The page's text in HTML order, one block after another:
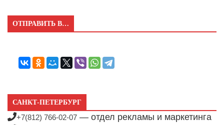
ОТПРАВИТЬ В…
САНКТ-ПЕТЕРБУРГ
+7(812) 766-02-07 — отдел рекламы и маркетинга